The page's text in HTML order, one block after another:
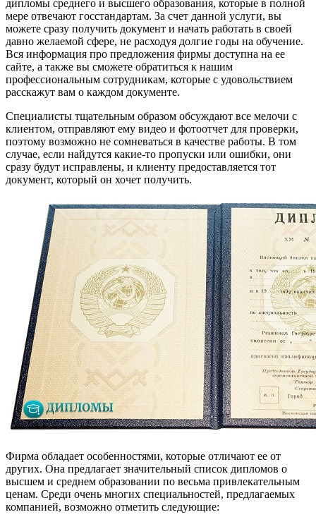
дипломы среднего и высшего образования, которые в полной
мере отвечают госстандартам. За счет данной услуги, вы
можете сразу получить документ и начать работать в своей
давно желаемой сфере, не расходуя долгие годы на обучение.
Вся информация про предложения фирмы доступна на ее
сайте, а также вы сможете обратиться к нашим
профессиональным сотрудникам, которые с удовольствием
расскажут вам о каждом документе.
Специалисты тщательным образом обсуждают все мелочи с
клиентом, отправляют ему видео и фотоотчет для проверки,
поэтому возможно не сомневаться в качестве работы. В том
случае, если найдутся какие-то пропуски или ошибки, они
сразу будут исправлены, и клиенту предоставляется тот
документ, который он хочет получить.
Фирма обладает особенностями, которые отличают ее от
других. Она предлагает значительный список дипломов о
высшем и среднем образовании по весьма привлекательным
ценам. Среди очень многих специальностей, предлагаемых
компанией, возможно отметить следующие: